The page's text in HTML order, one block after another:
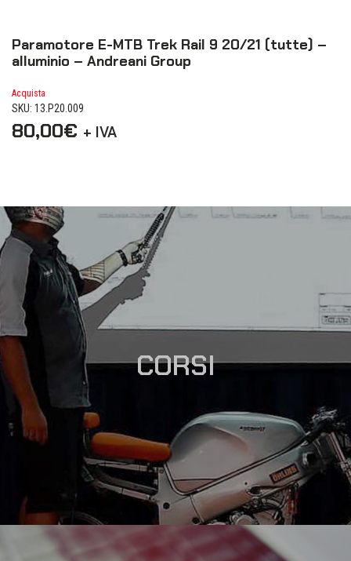
Paramotore E-MTB Trek Rail 9 20/21 (tutte) –
alluminio – Andreani Group
Acquista
SKU: 13.P20.009
80,00€ + IVA
CORSI